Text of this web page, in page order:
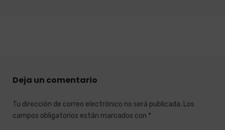
Deja un comentario
Tu dirección de correo electrónico no será publicada. Los
campos obligatorios están marcados con *